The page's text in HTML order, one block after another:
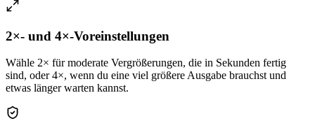
2×- und 4×-Voreinstellungen
Wähle 2× für moderate Vergrößerungen, die in Sekunden fertig
sind, oder 4×, wenn du eine viel größere Ausgabe brauchst und
etwas länger warten kannst.